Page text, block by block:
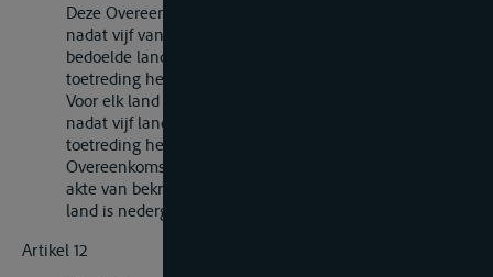
Deze Overeenkomst treedt in werking twaalf maanden
nadat vijf van de in het eerste lid van artikel 10
bedoelde landen hun akte van bekrachtiging of van
toetreding hebben nedergelegd.
Voor elk land dat het bekrachtigt of ertoe toetreedt
nadat vijf landen hun akte van bekrachtiging of van
toetreding hebben nedergelegd, treedt deze
Overeenkomst in werking twaalf maanden nadat de
akte van bekrachtiging of toetreding van het betrokken
land is nedergelegd.
Artikel 12